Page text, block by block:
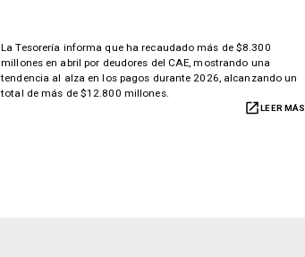
La Tesorería informa que ha recaudado más de $8.300
millones en abril por deudores del CAE, mostrando una
tendencia al alza en los pagos durante 2026, alcanzando un
total de más de $12.800 millones.
LEER MÁS